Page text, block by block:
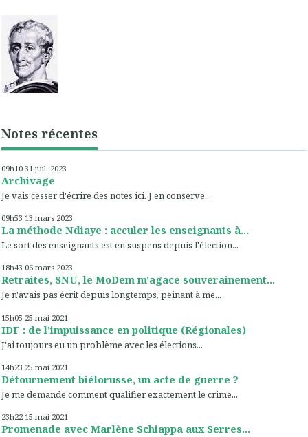
Notes récentes
09h10 31 juil. 2023
Archivage
Je vais cesser d'écrire des notes ici. J'en conserve...
09h53 13 mars 2023
La méthode Ndiaye : acculer les enseignants à...
Le sort des enseignants est en suspens depuis l'élection...
18h43 06 mars 2023
Retraites, SNU, le MoDem m'agace souverainement...
Je n'avais pas écrit depuis longtemps, peinant à me...
15h05 25 mai 2021
IDF : de l'impuissance en politique (Régionales)
J'ai toujours eu un problème avec les élections...
14h23 25 mai 2021
Détournement biélorusse, un acte de guerre ?
Je me demande comment qualifier exactement le crime...
23h22 15 mai 2021
Promenade avec Marlène Schiappa aux Serres...